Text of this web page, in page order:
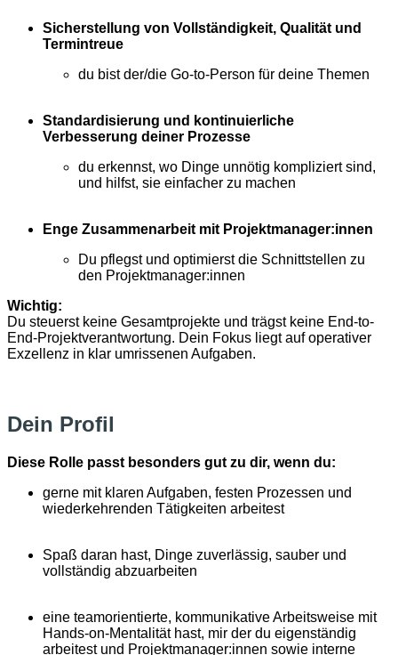
Sicherstellung von Vollständigkeit, Qualität und
Termintreue
du bist der/die Go-to-Person für deine Themen
Standardisierung und kontinuierliche
Verbesserung deiner Prozesse
du erkennst, wo Dinge unnötig kompliziert sind,
und hilfst, sie einfacher zu machen
Enge Zusammenarbeit mit Projektmanager:innen
Du pflegst und optimierst die Schnittstellen zu
den Projektmanager:innen
Wichtig:
Du steuerst keine Gesamtprojekte und trägst keine End-to-
End-Projektverantwortung. Dein Fokus liegt auf operativer
Exzellenz in klar umrissenen Aufgaben.
Dein Profil
Diese Rolle passt besonders gut zu dir, wenn du:
gerne mit klaren Aufgaben, festen Prozessen und
wiederkehrenden Tätigkeiten arbeitest
Spaß daran hast, Dinge zuverlässig, sauber und
vollständig abzuarbeiten
eine teamorientierte, kommunikative Arbeitsweise mit
Hands-on-Mentalität hast, mir der du eigenständig
arbeitest und Projektmanager:innen sowie interne